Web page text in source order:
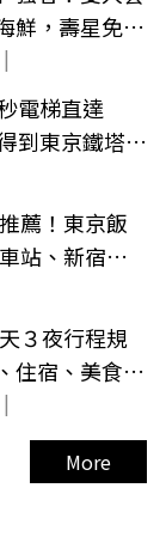
鮮，壽星免費
電梯直達
到東京鐵塔、
薦！東京飯
站、新宿８
３夜行程規
住宿、美食推
More